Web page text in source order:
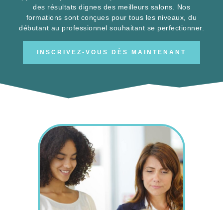
des résultats dignes des meilleurs salons. Nos
formations sont conçues pour tous les niveaux, du
débutant au professionnel souhaitant se perfectionner.
INSCRIVEZ-VOUS DÈS MAINTENANT